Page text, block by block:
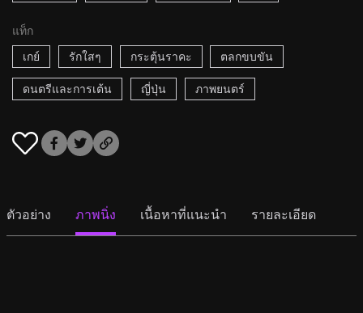
แท็ก
เกย์
รักใสๆ กระตุ้นราคะ ตลกขบขัน
ดนตรีและการเต้น ญี่ปุ่น ภาพยนตร์
ตัวอย่าง ภาพนิ่ง เนื้อหาที่แนะนำ รายละเอียด